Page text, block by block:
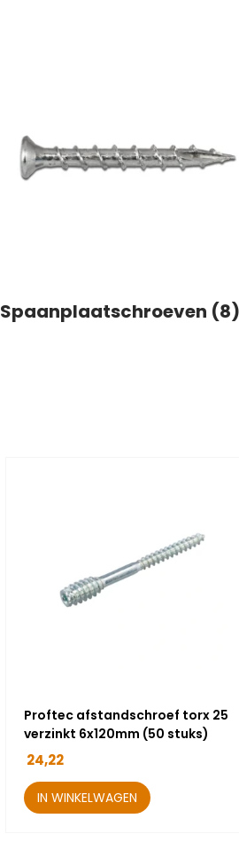
Spaanplaatschroeven (8)
Proftec afstandschroef torx 25
verzinkt 6x120mm (50 stuks)
24,22
IN WINKELWAGEN